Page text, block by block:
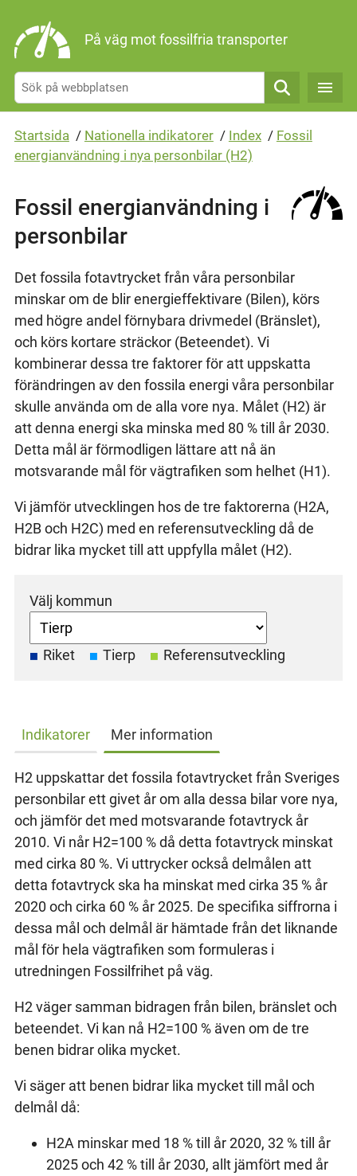
På väg mot fossilfria transporter
Sök
Startsida / Nationella indikatorer / Index / Fossil
energianvändning i nya personbilar (H2)
Fossil energianvändning i
personbilar
Det fossila fotavtrycket från våra personbilar
minskar om de blir energieffektivare (Bilen), körs
med högre andel förnybara drivmedel (Bränslet),
och körs kortare sträckor (Beteendet). Vi
kombinerar dessa tre faktorer för att uppskatta
förändringen av den fossila energi våra personbilar
skulle använda om de alla vore nya. Målet (H2) är
att denna energi ska minska med 80 % till år 2030.
Detta mål är förmodligen lättare att nå än
motsvarande mål för vägtrafiken som helhet (H1).
Vi jämför utvecklingen hos de tre faktorerna (H2A,
H2B och H2C) med en referensutveckling då de
bidrar lika mycket till att uppfylla målet (H2).
Välj kommun
Riket Tierp Referensutveckling
Indikatorer Mer information
H2 uppskattar det fossila fotavtrycket från Sveriges
personbilar ett givet år om alla dessa bilar vore nya,
och jämför det med motsvarande fotavtryck år
2010. Vi når H2=100 % då detta fotavtryck minskat
med cirka 80 %. Vi uttrycker också delmålen att
detta fotavtryck ska ha minskat med cirka 35 % år
2020 och cirka 60 % år 2025. De specifika siffrorna i
dessa mål och delmål är hämtade från det liknande
mål för hela vägtrafiken som formuleras i
utredningen Fossilfrihet på väg.
H2 väger samman bidragen från bilen, bränslet och
beteendet. Vi kan nå H2=100 % även om de tre
benen bidrar olika mycket.
Vi säger att benen bidrar lika mycket till mål och
delmål då:
H2A minskar med 18 % till år 2020, 32 % till år
2025 och 42 % till år 2030, allt jämfört med år